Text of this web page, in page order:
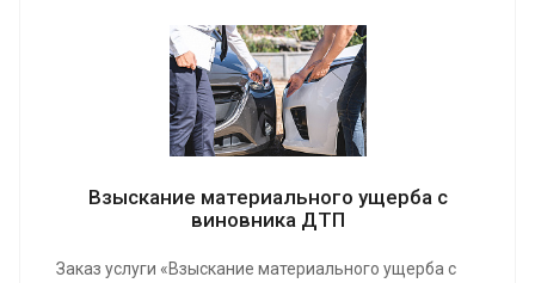
Взыскание материального ущерба с
виновника ДТП
Заказ услуги «Взыскание материального ущерба с